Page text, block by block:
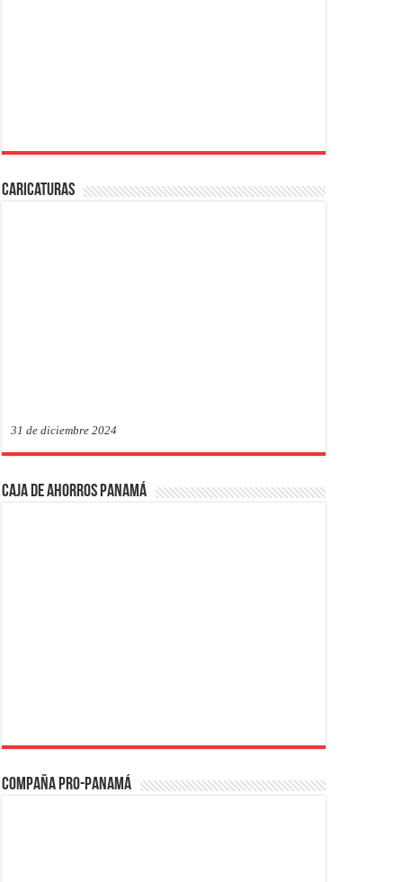
Caricaturas
31 de diciembre 2024
Caja de Ahorros Panamá
Compaña PRO-Panamá